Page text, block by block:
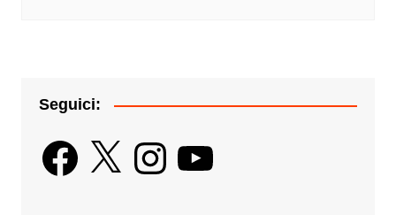
Seguici:
Facebook
X InstagramYouTube